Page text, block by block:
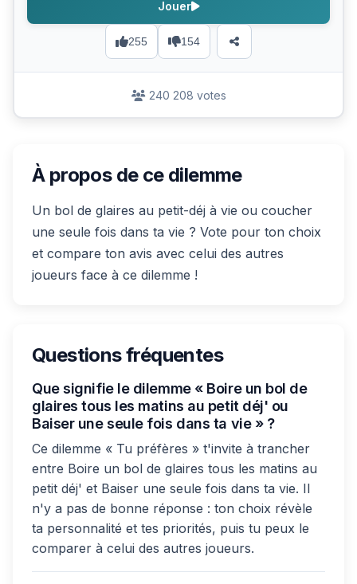
255 154
Jouer
240 208 votes
À propos de ce dilemme
Un bol de glaires au petit-déj à vie ou coucher
une seule fois dans ta vie ? Vote pour ton choix
et compare ton avis avec celui des autres
joueurs face à ce dilemme !
Questions fréquentes
Que signifie le dilemme « Boire un bol de
glaires tous les matins au petit déj' ou
Baiser une seule fois dans ta vie » ?
Ce dilemme « Tu préfères » t'invite à trancher
entre Boire un bol de glaires tous les matins au
petit déj' et Baiser une seule fois dans ta vie. Il
n'y a pas de bonne réponse : ton choix révèle
ta personnalité et tes priorités, puis tu peux le
comparer à celui des autres joueurs.